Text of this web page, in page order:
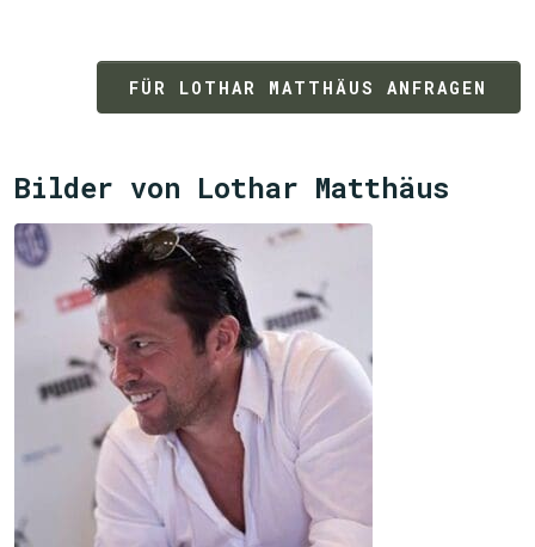
FÜR LOTHAR MATTHÄUS ANFRAGEN
Bilder von Lothar Matthäus